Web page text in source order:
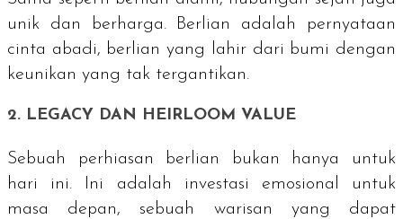
unik dan berharga. Berlian adalah pernyataan
cinta abadi, berlian yang lahir dari bumi dengan
keunikan yang tak tergantikan.
2. LEGACY DAN HEIRLOOM VALUE
Sebuah perhiasan berlian bukan hanya untuk
hari ini. Ini adalah investasi emosional untuk
masa depan, sebuah warisan yang dapat